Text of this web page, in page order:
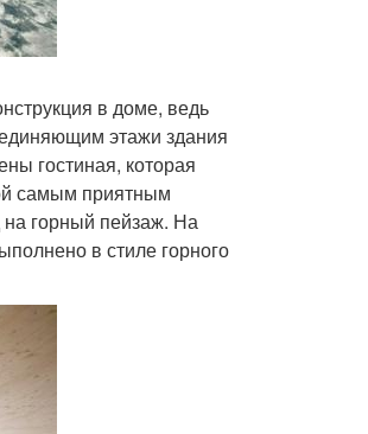
в доме, ведь
этажи здания
гостиная, которая
самым приятным
горный пейзаж. На
в стиле горного